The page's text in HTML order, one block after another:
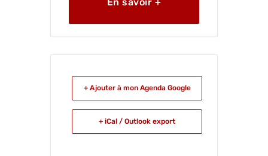
En savoir +
+ Ajouter à mon Agenda Google
+ iCal / Outlook export